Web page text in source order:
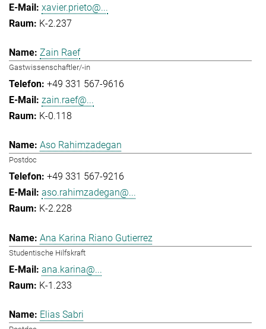
xavier.prieto@...
K-2.237
Zain Raef
Gastwissenschaftler/-in
+49 331 567-9616
zain.raef@...
K-0.118
Aso Rahimzadegan
Postdoc
+49 331 567-9216
aso.rahimzadegan@...
K-2.228
Ana Karina Riano Gutierrez
Studentische Hilfskraft
ana.karina@...
K-1.233
Elias Sabri